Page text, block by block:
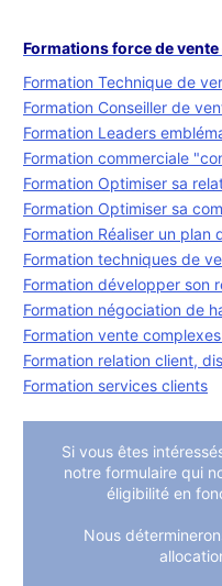
Formations force de
Formation Technique de
Formation Conseiller de
Formation Leaders
Formation commerciale
Formation Optimiser sa
Formation Optimiser sa
Formation Réaliser un plan
Formation techniques de
Formation développer son
Formation négociation de
Formation vente
Formation relation client,
Formation services clients
Si vous êtes
notre formulaire qui
éligibilité en
Nous